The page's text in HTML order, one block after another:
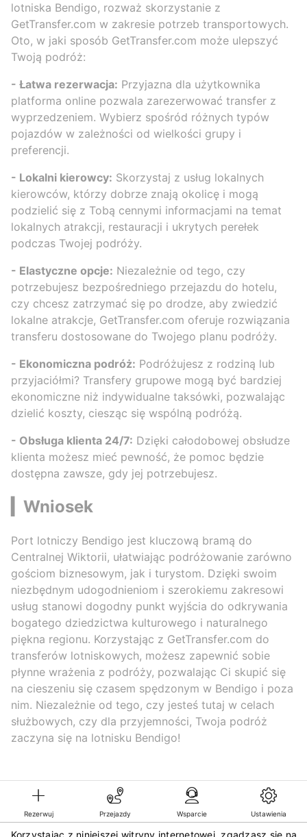
Rezerwuj Przejazdy Wsparcie Ustawienia
Korzystając z niniejszej witryny internetowej, zgadzasz się na
lotniska Bendigo, rozważ skorzystanie z
GetTransfer.com w zakresie potrzeb transportowych.
Oto, w jaki sposób GetTransfer.com może ulepszyć
Twoją podróż:
- Łatwa rezerwacja: Przyjazna dla użytkownika
platforma online pozwala zarezerwować transfer z
wyprzedzeniem. Wybierz spośród różnych typów
pojazdów w zależności od wielkości grupy i
preferencji.
- Lokalni kierowcy: Skorzystaj z usług lokalnych
kierowców, którzy dobrze znają okolicę i mogą
podzielić się z Tobą cennymi informacjami na temat
lokalnych atrakcji, restauracji i ukrytych perełek
podczas Twojej podróży.
- Elastyczne opcje: Niezależnie od tego, czy
potrzebujesz bezpośredniego przejazdu do hotelu,
czy chcesz zatrzymać się po drodze, aby zwiedzić
lokalne atrakcje, GetTransfer.com oferuje rozwiązania
transferu dostosowane do Twojego planu podróży.
- Ekonomiczna podróż: Podróżujesz z rodziną lub
przyjaciółmi? Transfery grupowe mogą być bardziej
ekonomiczne niż indywidualne taksówki, pozwalając
dzielić koszty, ciesząc się wspólną podróżą.
- Obsługa klienta 24/7: Dzięki całodobowej obsłudze
klienta możesz mieć pewność, że pomoc będzie
dostępna zawsze, gdy jej potrzebujesz.
▎Wniosek
Port lotniczy Bendigo jest kluczową bramą do
Centralnej Wiktorii, ułatwiając podróżowanie zarówno
gościom biznesowym, jak i turystom. Dzięki swoim
niezbędnym udogodnieniom i szerokiemu zakresowi
usług stanowi dogodny punkt wyjścia do odkrywania
bogatego dziedzictwa kulturowego i naturalnego
piękna regionu. Korzystając z GetTransfer.com do
transferów lotniskowych, możesz zapewnić sobie
płynne wrażenia z podróży, pozwalając Ci skupić się
na cieszeniu się czasem spędzonym w Bendigo i poza
nim. Niezależnie od tego, czy jesteś tutaj w celach
służbowych, czy dla przyjemności, Twoja podróż
zaczyna się na lotnisku Bendigo!